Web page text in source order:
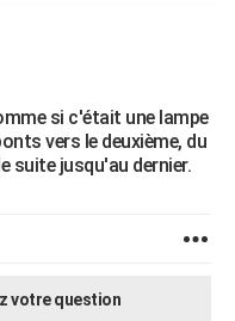
si c'était une lampe
vers le deuxième, du
suite jusqu'au dernier.
votre question